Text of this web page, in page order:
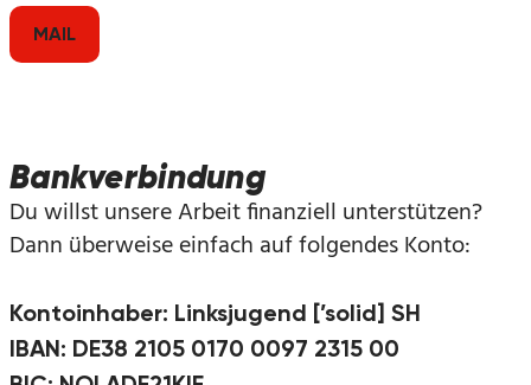
MAIL
Bankverbindung
Du willst unsere Arbeit finanziell unterstützen?
Dann überweise einfach auf folgendes Konto:
Kontoinhaber: Linksjugend [’solid] SH
IBAN: DE38 2105 0170 0097 2315 00